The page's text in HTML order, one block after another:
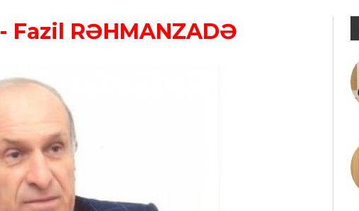
- Fazil RƏHMANZADƏ